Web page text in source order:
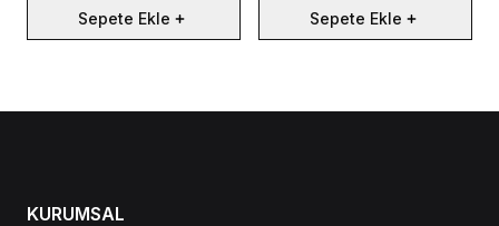
Sepete Ekle Sepete Ekle
KURUMSAL